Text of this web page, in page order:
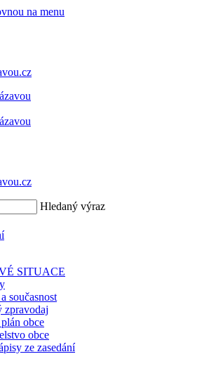
na menu
Hledaný výraz
SITUACE
současnost
zpravodaj
obce
obce
ze zasedání